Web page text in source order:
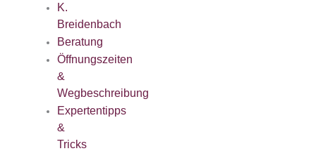
K.
Breidenbach
Beratung
Öffnungszeiten
&
Wegbeschreibung
Expertentipps
&
Tricks